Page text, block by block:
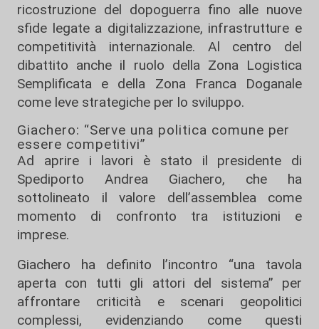
ricostruzione del dopoguerra fino alle nuove
sfide legate a digitalizzazione, infrastrutture e
competitività internazionale. Al centro del
dibattito anche il ruolo della Zona Logistica
Semplificata e della Zona Franca Doganale
come leve strategiche per lo sviluppo.
Giachero: “Serve una politica comune per
essere competitivi”
Ad aprire i lavori è stato il presidente di
Spediporto Andrea Giachero, che ha
sottolineato il valore dell’assemblea come
momento di confronto tra istituzioni e
imprese.
Giachero ha definito l’incontro “una tavola
aperta con tutti gli attori del sistema” per
affrontare criticità e scenari geopolitici
complessi, evidenziando come questi